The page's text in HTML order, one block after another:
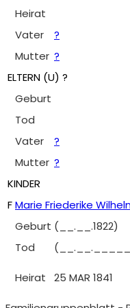
Heirat
Vater
?
Mutter ?
ELTERN (U) ?
Geburt
Tod
Vater
?
Mutter ?
KINDER
FMarie Friederike
Geburt (__.__.1822)
Tod
Heirat 25 MAR 1841